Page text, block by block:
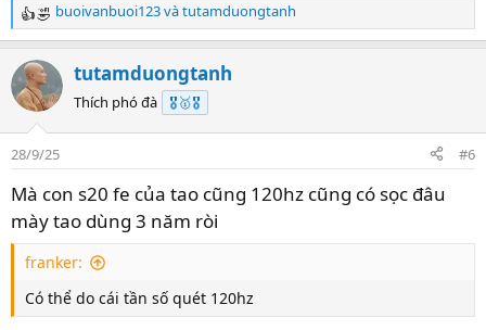
R
e
a
c
t
n
s
:
buoivanbuoi123vàtutamduongtanh
tutamduongtanh
Thích phó đà 🎖️🥇🎖️
28/9/25 #6
Mà con s20 fe của tao cũng 120hz cũng có sọc đâu
mày tao dùng 3 năm ròi
franker:
Có thể do cái tần số quét 120hz